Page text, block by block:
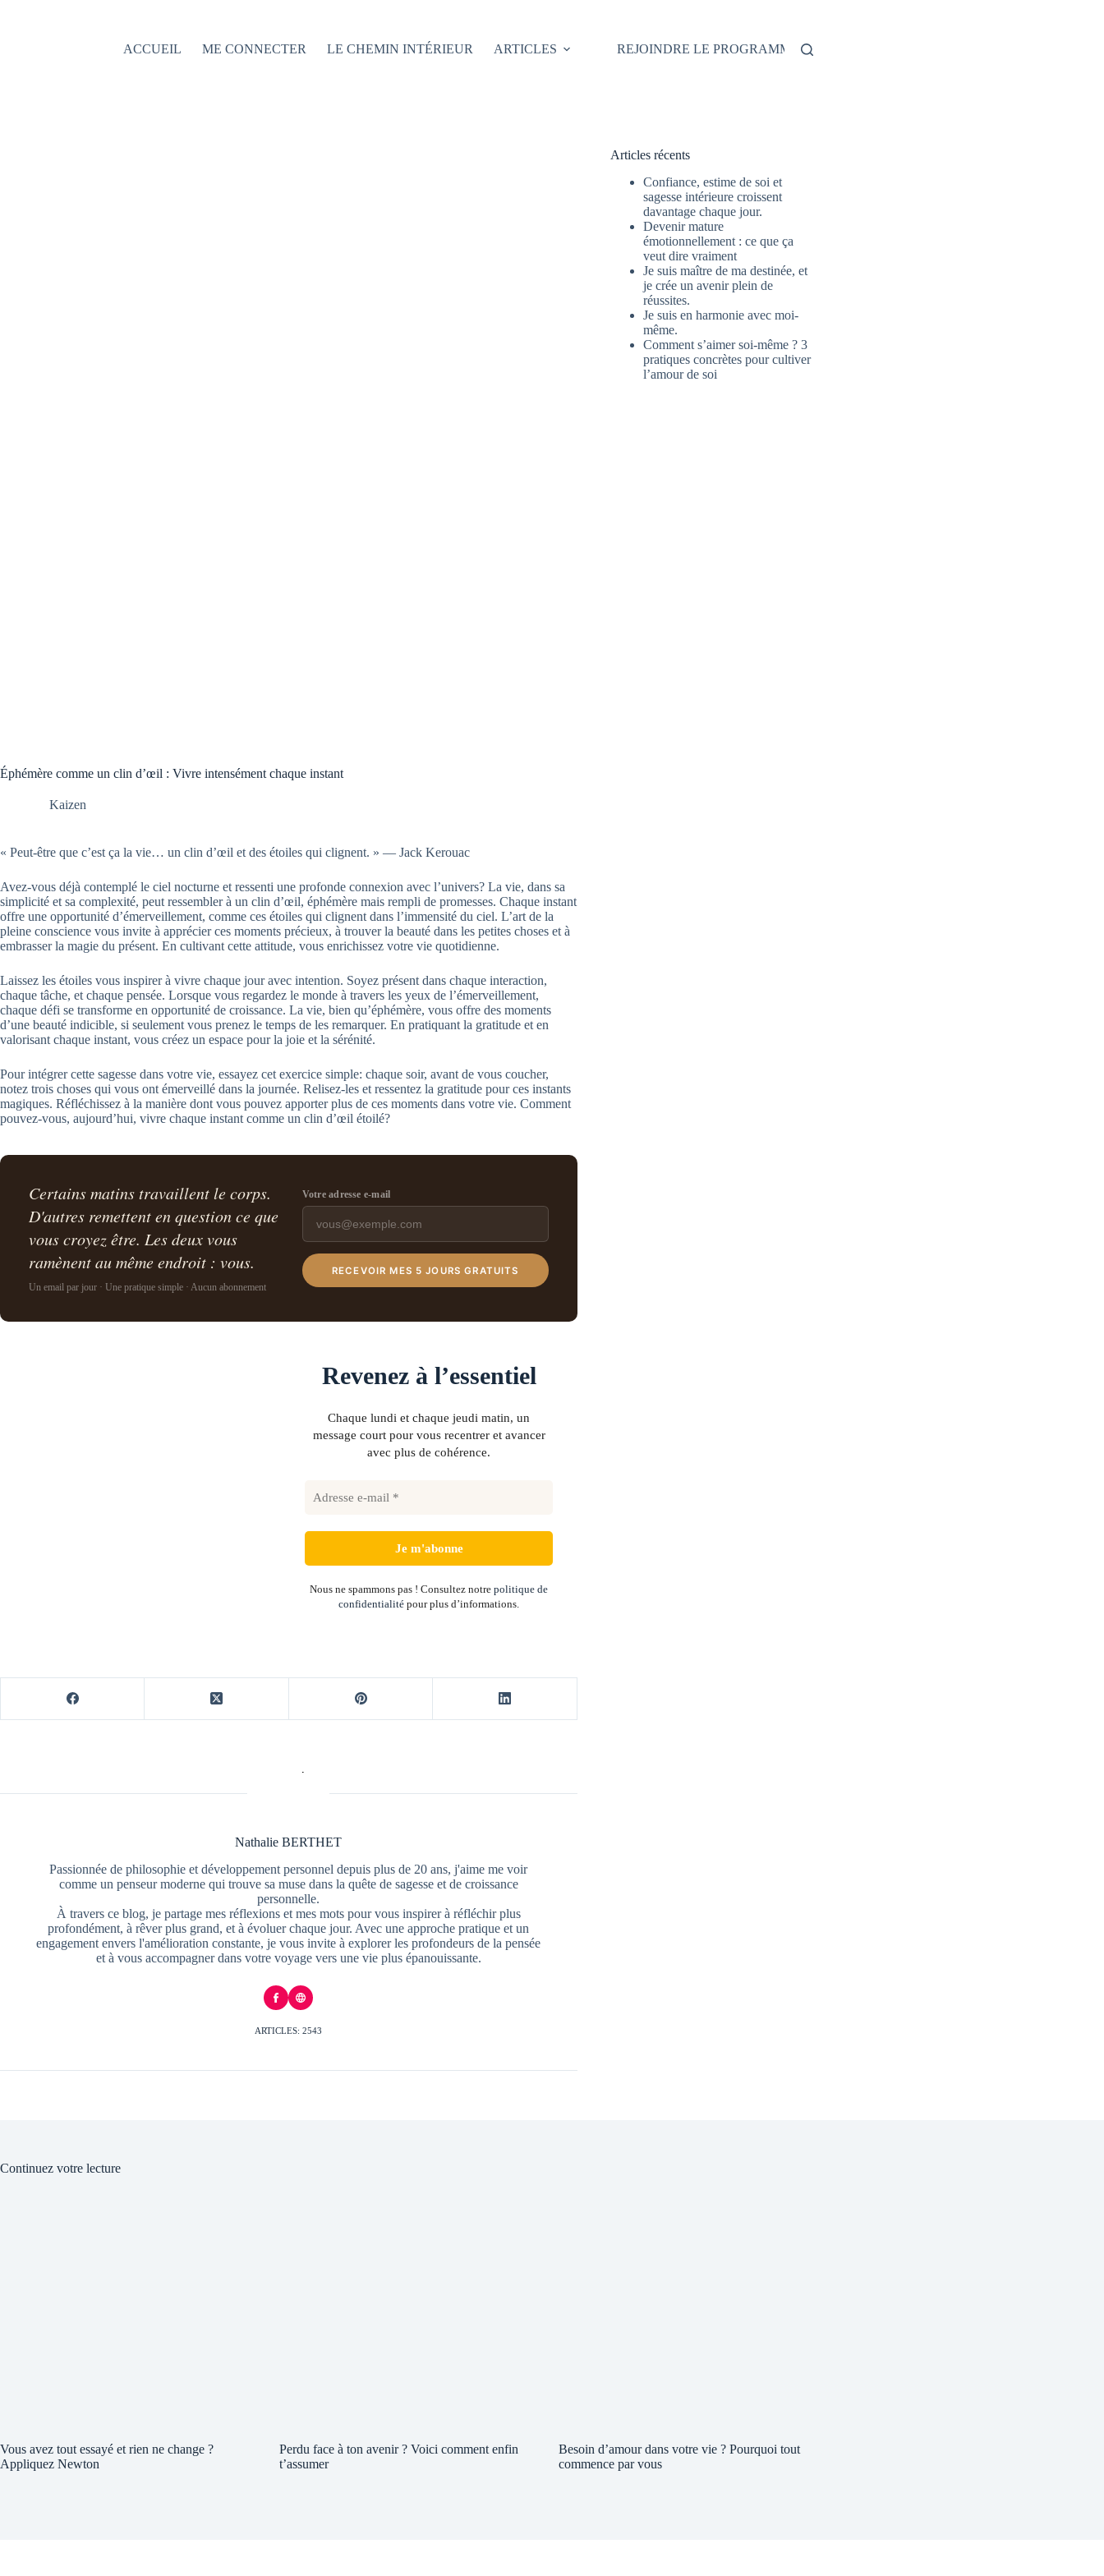
ACCUEIL
ME CONNECTER LE CHEMIN INTÉRIEUR ARTICLES REJOINDRE LE PROGRAMME
Éphémère comme un clin d’œil : Vivre intensément chaque instant
Kaizen
« Peut-être que c’est ça la vie… un clin d’œil et des étoiles qui clignent. » — Jack Kerouac
Avez-vous déjà contemplé le ciel nocturne et ressenti une profonde connexion avec l’univers? La vie, dans sa
simplicité et sa complexité, peut ressembler à un clin d’œil, éphémère mais rempli de promesses. Chaque instant
offre une opportunité d’émerveillement, comme ces étoiles qui clignent dans l’immensité du ciel. L’art de la
pleine conscience vous invite à apprécier ces moments précieux, à trouver la beauté dans les petites choses et à
embrasser la magie du présent. En cultivant cette attitude, vous enrichissez votre vie quotidienne.
Laissez les étoiles vous inspirer à vivre chaque jour avec intention. Soyez présent dans chaque interaction,
chaque tâche, et chaque pensée. Lorsque vous regardez le monde à travers les yeux de l’émerveillement,
chaque défi se transforme en opportunité de croissance. La vie, bien qu’éphémère, vous offre des moments
d’une beauté indicible, si seulement vous prenez le temps de les remarquer. En pratiquant la gratitude et en
valorisant chaque instant, vous créez un espace pour la joie et la sérénité.
Pour intégrer cette sagesse dans votre vie, essayez cet exercice simple: chaque soir, avant de vous coucher,
notez trois choses qui vous ont émerveillé dans la journée. Relisez-les et ressentez la gratitude pour ces instants
magiques. Réfléchissez à la manière dont vous pouvez apporter plus de ces moments dans votre vie. Comment
pouvez-vous, aujourd’hui, vivre chaque instant comme un clin d’œil étoilé?
Certains matins travaillent le corps.
D'autres remettent en question ce que
vous croyez être. Les deux vous
ramènent au même endroit : vous.
Un email par jour · Une pratique simple · Aucun abonnement
Votre adresse e-mail
RECEVOIR MES 5 JOURS GRATUITS
Revenez à l’essentiel
Chaque lundi et chaque jeudi matin, un
message court pour vous recentrer et avancer
avec plus de cohérence.
Nous ne spammons pas ! Consultez notrepolitique de
confidentialité pour plus d’informations.
Nathalie BERTHET
Passionnée de philosophie et développement personnel depuis plus de 20 ans, j'aime me voir
comme un penseur moderne qui trouve sa muse dans la quête de sagesse et de croissance
personnelle.
À travers ce blog, je partage mes réflexions et mes mots pour vous inspirer à réfléchir plus
profondément, à rêver plus grand, et à évoluer chaque jour. Avec une approche pratique et un
engagement envers l'amélioration constante, je vous invite à explorer les profondeurs de la pensée
et à vous accompagner dans votre voyage vers une vie plus épanouissante.
ARTICLES: 2543
Articles récents
Confiance, estime de soi et
sagesse intérieure croissent
davantage chaque jour.
Devenir mature
émotionnellement : ce que ça
veut dire vraiment
Je suis maître de ma destinée, et
je crée un avenir plein de
réussites.
Je suis en harmonie avec moi-
même.
Comment s’aimer soi-même ? 3
pratiques concrètes pour cultiver
l’amour de soi
Continuez votre lecture
Vous avez tout essayé et rien ne change ?
Appliquez Newton
Perdu face à ton avenir ? Voici comment enfin
t’assumer
Besoin d’amour dans votre vie ? Pourquoi tout
commence par vous